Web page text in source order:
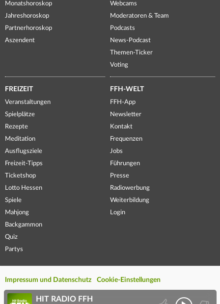
Monatshoroskop
Jahreshoroskop
Partnerhoroskop
Aszendent
Webcams
Moderatoren & Team
Podcasts
News-Podcast
Themen-Ticker
Voting
FREIZEIT
Veranstaltungen
Spielplätze
Rezepte
Meditation
Ausflugsziele
Freizeit-Tipps
Ticketshop
Lotto Hessen
Spiele
Mahjong
Backgammon
Quiz
Partys
FFH-WELT
FFH-App
Newsletter
Kontakt
Frequenzen
Jobs
Führungen
Presse
Radiowerbung
Weiterbildung
Login
Impressum und Datenschutz Cookie-Einstellungen
HIT RADIO FFH